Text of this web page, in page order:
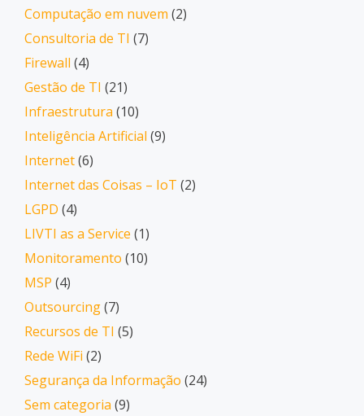
Computação em nuvem (2)
Consultoria de TI (7)
Firewall (4)
Gestão de TI (21)
Infraestrutura (10)
Inteligência Artificial (9)
Internet(6)
Internet das Coisas – IoT (2)
LGPD (4)
LIVTI as a Service (1)
Monitoramento (10)
MSP (4)
Outsourcing(7)
Recursos de TI (5)
Rede WiFi (2)
Segurança da Informação (24)
Sem categoria (9)